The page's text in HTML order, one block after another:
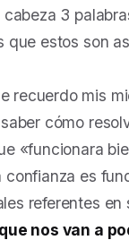
3
que estos son
recuerdo mis
cómo
«funcionara
confianza es
referentes
nos van a